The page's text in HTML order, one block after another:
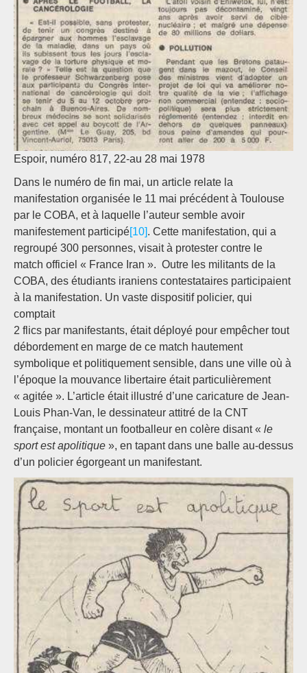
Espoir, numéro 817, 22-au 28 mai 1978
Dans le numéro de fin mai, un article relate la
manifestation organisée le 11 mai précédent à Toulouse
par le COBA, et à laquelle l’auteur semble avoir
manifestement participé[10]. Cette manifestation, qui a
regroupé 300 personnes, visait à protester contre le
match officiel « France Iran ». Outre les militants de la
COBA, des étudiants iraniens contestataires participaient
à la manifestation. Un vaste dispositif policier, qui
comptait
2 flics par manifestants, était déployé pour empêcher tout
débordement en marge de ce match hautement
symbolique et politiquement sensible, dans une ville où à
l’époque la mouvance libertaire était particulièrement
« agitée ». L’article était illustré d’une caricature de Jean-
Louis Phan-Van, le dessinateur attitré de la CNT
française, montant un footballeur en colère disant « le
sport est apolitique », en tapant dans une balle au-dessus
d’un policier égorgeant un manifestant.